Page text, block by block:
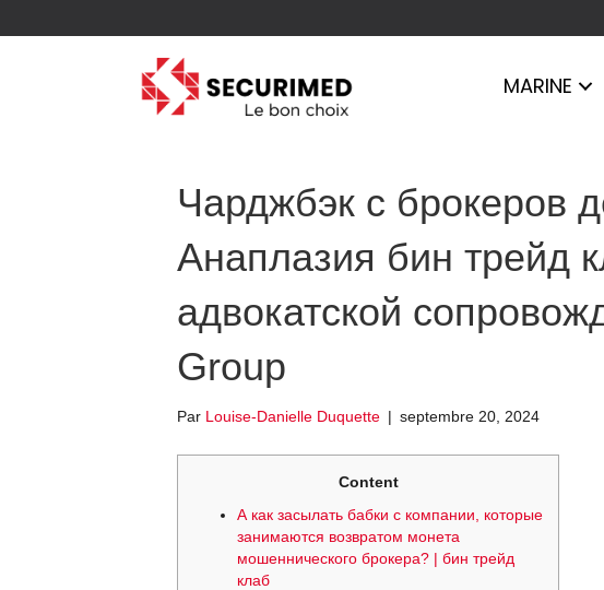
MARINE
Чарджбэк с брокеров
Анаплазия бин трейд
адвокатской
Group
Par Louise-Danielle Duquette | septembre 20, 2024
Content
А как засылать бабки с компании, которые
занимаются возвратом монета
мошеннического брокера? | бин трейд
клаб